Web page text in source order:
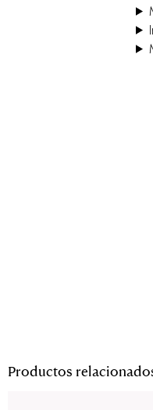
Productos